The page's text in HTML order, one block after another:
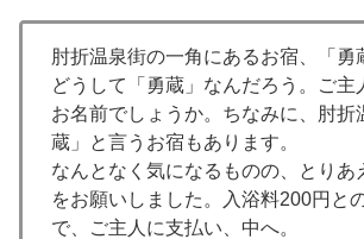
肘折温泉街の一角にあるお宿、「勇
どうして「勇蔵」なんだろう。ご主
お名前でしょうか。ちなみに、肘折
蔵」と言うお宿もあります。
なんとなく気になるものの、とりあ
をお願いしました。入浴料200円と
で、ご主人に支払い、中へ。